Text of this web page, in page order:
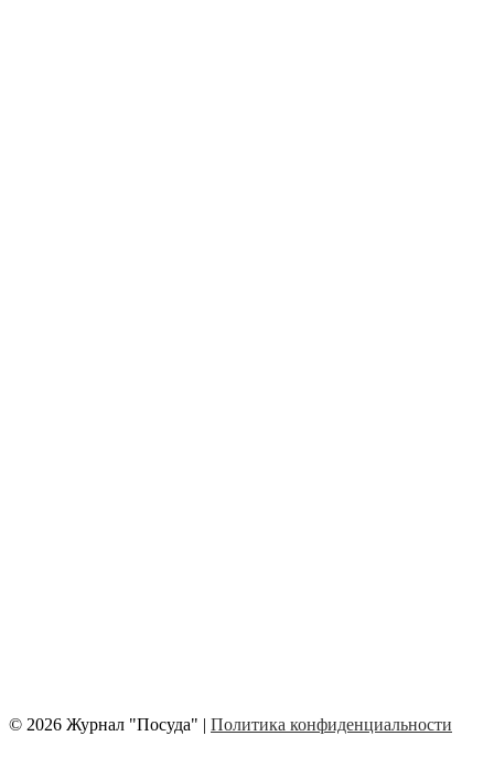
© 2026 Журнал "Посуда" | Политика конфиденциальности